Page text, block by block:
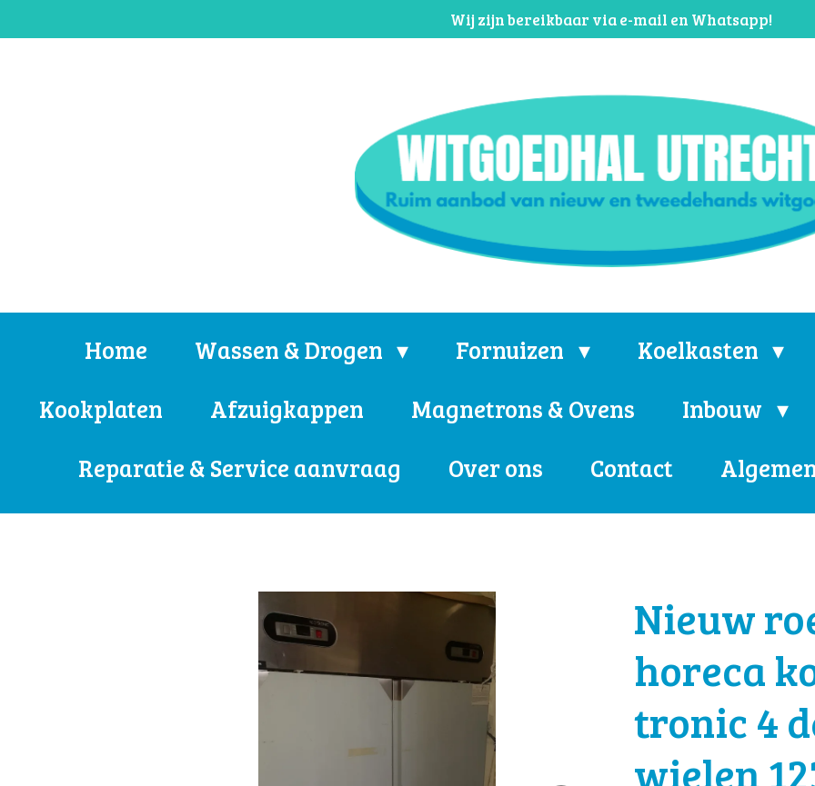
direct
Wij zijn bereikbaar via e-mail en Whatsapp!
Home Wassen & Drogen Fornuizen Koelkasten
Kookplaten
Afzuigkappen Magnetrons & Ovens Inbouw
Reparatie & Service aanvraag
Over ons Contact
Nieuw
horeca
tronic 4
wielen